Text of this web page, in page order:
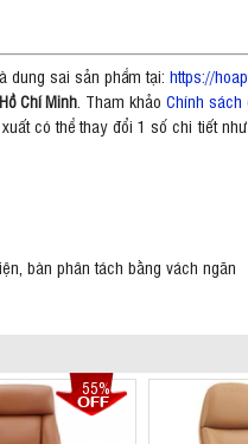
dung sai sản phẩm tại: https://
Chí Minh. Tham khảo Chính sách
có thể thay đổi 1 số chi tiết
bàn phân tách bằng vách ngăn
55%